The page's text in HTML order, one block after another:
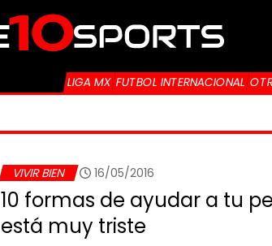
LIGA MX FUTBOL INTERNACIONAL
VIVIR BIEN 16/05/2016
10 formas de ayudar a tu
está muy triste